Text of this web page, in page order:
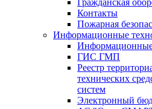
Гражданская
Контакты
Пожарная
Информационные
ГИС ГМП
Реестр
технических
систем
Электронный